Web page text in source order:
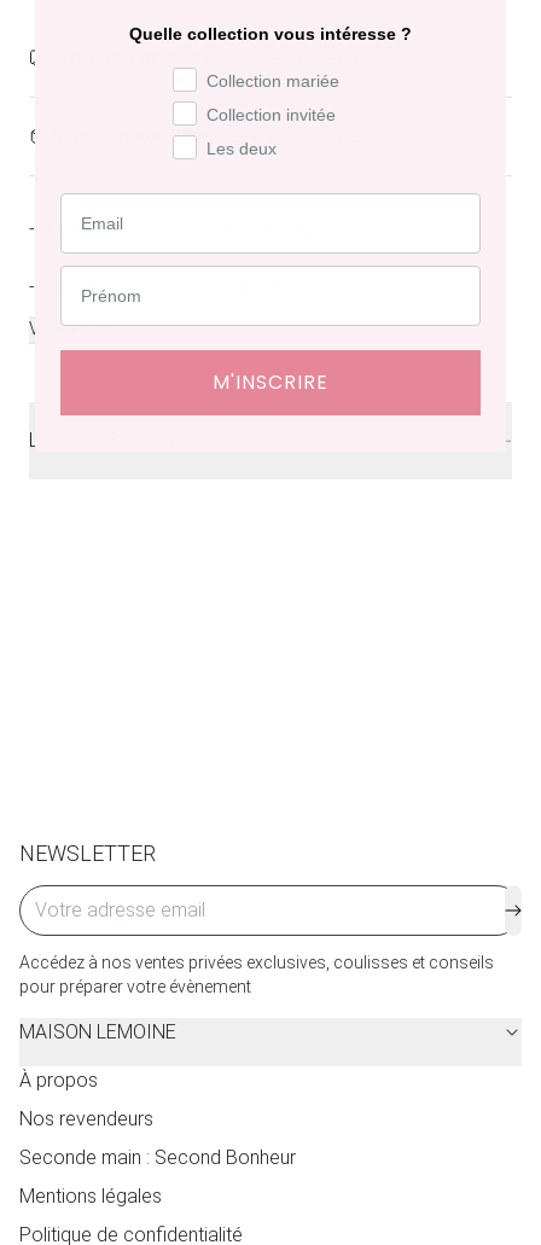
Dispo en boutique
- Jupe courte en crêpe texturé lilas
- Longueur côté sous ceinture...
VOIR PLUS
Livraison & retours
NEWSLETTER
Accédez à nos ventes privées exclusives, coulisses et conseils
pour préparer votre évènement
MAISON LEMOINE
À propos
Nos revendeurs
Seconde main : Second Bonheur
Mentions légales
Politique de confidentialité
Quelle collection vous intéresse ?
Préférence de collection
Collection mariée
Collection invitée
Les deux
M'INSCRIRE